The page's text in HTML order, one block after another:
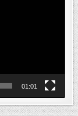
01:01